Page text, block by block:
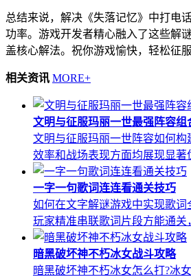
总结来说，解决《失落记忆》中打电
功率。游戏开发者精心融入了这些解
盖核心解法。祝你游戏愉快，轻松征
相关资讯 MORE+
文明与征服玛丽一世最强阵容组
文明与征服玛丽一世阵容如何
效率和战场表现方面均展现显著
一字一句歌词连连看通关技巧
如何在文字解谜游戏中实现歌
玩家精准串联歌词片段方能通关
暗黑破坏神不朽冰女战斗攻略
暗黑破坏神不朽冰女怎么打?冰